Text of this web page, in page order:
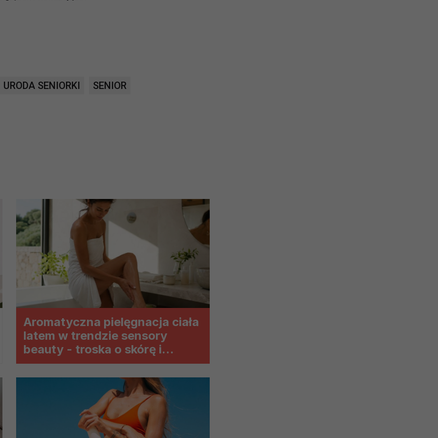
URODA SENIORKI SENIOR
Aromatyczna pielęgnacja ciała
latem w trendzie sensory
beauty - troska o skórę i
przyjemność dla zmysłów
Twoich danych?
musi być oparte na właściwej, zgodnej z obowiązującymi przepisami, podstawie prawnej.
zapewniania ich bezpieczeństwa jest niezbędność do wykonania umów o ich świadczenie
lub podobne dokumenty dostępne w usługach, z których korzystasz). Taką podstawą
i marketingu własnego administratorów jest tzw. uzasadniony interes administratora.
marketingowych podmiotów trzecich będzie odbywać się na podstawie Twojej dobrowolnej